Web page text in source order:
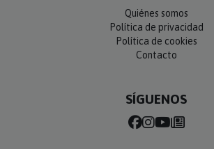
Quiénes somos
Política de privacidad
Política de cookies
Contacto
SÍGUENOS